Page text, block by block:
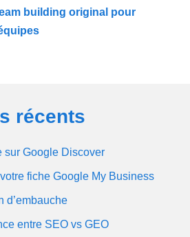
building original pour
récents
sur Google Discover
fiche Google My Business
d’embauche
entre SEO vs GEO